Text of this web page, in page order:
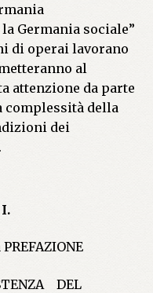
Germania sociale”
di operai lavorano
al
attenzione da parte
complessità della
dei
PREFAZIONE
DEL